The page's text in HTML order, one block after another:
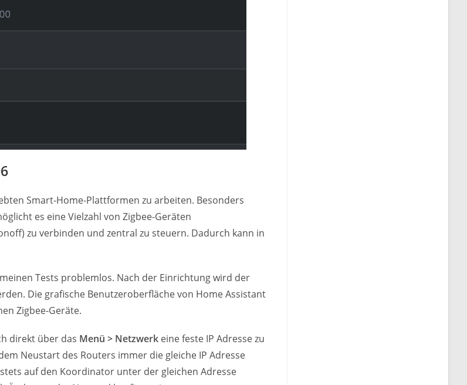
Smart-Home-Plattformen zu arbeiten. Besonders
es eine Vielzahl von Zigbee-Geräten
zu verbinden und zentral zu steuern. Dadurch kann in
Tests problemlos. Nach der Einrichtung wird der
Die grafische Benutzeroberfläche von Home Assistant
Zigbee-Geräte.
direkt über das Menü > Netzwerk eine feste IP Adresse zu
Neustart des Routers immer die gleiche IP Adresse
auf den Koordinator unter der gleichen Adresse